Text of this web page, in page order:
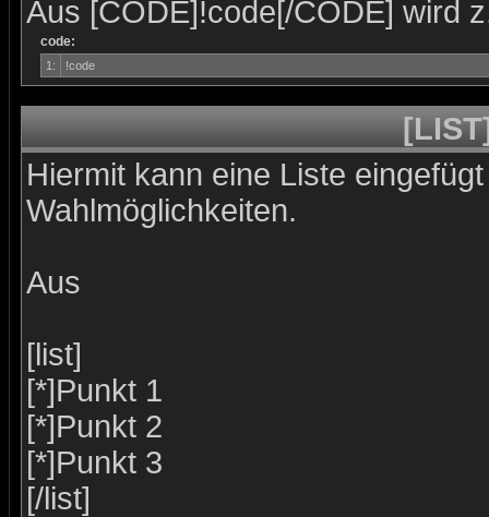
Aus [CODE]!code[/CODE] wird
code:
1: !code
Hiermit kann eine Liste
Wahlmöglichkeiten.
Aus
[list]
[*]Punkt 1
[*]Punkt 2
[*]Punkt 3
[/list]